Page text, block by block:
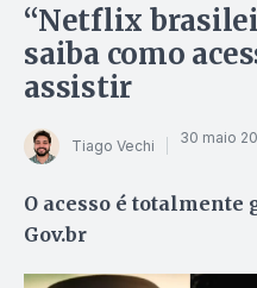
“Netflix
saiba como
assistir
Tiago Vechi 30 maio
O acesso é
Gov.br